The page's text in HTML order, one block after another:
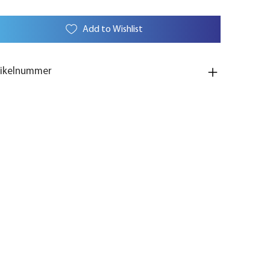
Add to Wishlist